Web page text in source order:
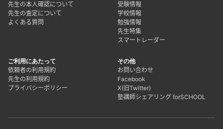
先生の本人確認について
先生の査定について
よくある質問
受験情報
学校情報
勉強情報
先生特集
スマートレーダー
ご利用にあたって
依頼者の利用規約
先生の利用規約
プライバシーポリシー
その他
お問い合わせ
Facebook
X(旧Twitter)
塾講師シェアリング forSCHOOL